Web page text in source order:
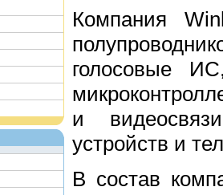
Компания
голосовые
и
устройств и
В состав